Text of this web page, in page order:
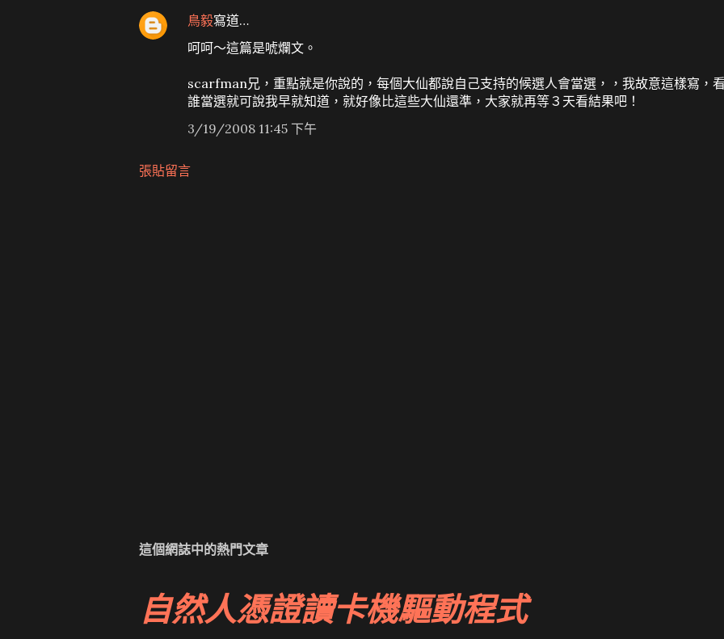
鳥毅寫道…
呵呵～這篇是唬爛文。
scarfman兄，重點就是你說的，每個大仙都說自己支持的候選人會當選，，我故意這樣寫，
誰當選就可說我早就知道，就好像比這些大仙還準，大家就再等３天看結果吧！
3/19/2008 11:45 下午
張貼留言
這個網誌中的熱門文章
自然人憑證讀卡機驅動程式